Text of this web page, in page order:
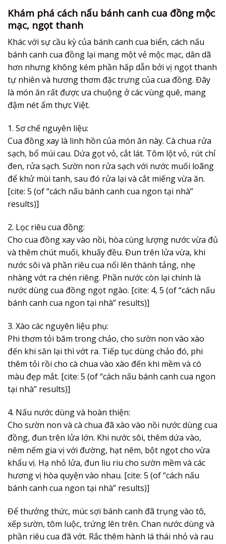
Khám phá cách nấu bánh canh cua đồng mộc
mạc, ngọt thanh
Khác với sự cầu kỳ của bánh canh cua biển, cách nấu
bánh canh cua đồng lại mang một vẻ mộc mạc, dân dã
hơn nhưng không kém phần hấp dẫn bởi vị ngọt thanh
tự nhiên và hương thơm đặc trưng của cua đồng. Đây
là món ăn rất được ưa chuộng ở các vùng quê, mang
đậm nét ẩm thực Việt.
1. Sơ chế nguyên liệu:
Cua đồng xay là linh hồn của món ăn này. Cà chua rửa
sạch, bổ múi cau. Dứa gọt vỏ, cắt lát. Tôm lột vỏ, rút chỉ
đen, rửa sạch. Sườn non rửa sạch với nước muối loãng
để khử mùi tanh, sau đó rửa lại và cắt miếng vừa ăn.
[cite: 5 (of “cách nấu bánh canh cua ngon tại nhà”
results)]
2. Lọc riêu cua đồng:
Cho cua đồng xay vào nồi, hòa cùng lượng nước vừa đủ
và thêm chút muối, khuấy đều. Đun trên lửa vừa, khi
nước sôi và phần riêu cua nổi lên thành tảng, nhẹ
nhàng vớt ra chén riêng. Phần nước còn lại chính là
nước dùng cua đồng ngọt ngào. [cite: 4, 5 (of “cách nấu
bánh canh cua ngon tại nhà” results)]
3. Xào các nguyên liệu phụ:
Phi thơm tỏi băm trong chảo, cho sườn non vào xào
đến khi săn lại thì vớt ra. Tiếp tục dùng chảo đó, phi
thêm tỏi rồi cho cà chua vào xào đến khi mềm và có
màu đẹp mắt. [cite: 5 (of “cách nấu bánh canh cua ngon
tại nhà” results)]
4. Nấu nước dùng và hoàn thiện:
Cho sườn non và cà chua đã xào vào nồi nước dùng cua
đồng, đun trên lửa lớn. Khi nước sôi, thêm dứa vào,
nêm nếm gia vị với đường, hạt nêm, bột ngọt cho vừa
khẩu vị. Hạ nhỏ lửa, đun liu riu cho sườn mềm và các
hương vị hòa quyện vào nhau. [cite: 5 (of “cách nấu
bánh canh cua ngon tại nhà” results)]
Để thưởng thức, múc sợi bánh canh đã trụng vào tô,
xếp sườn, tôm luộc, trứng lên trên. Chan nước dùng và
phần riêu cua đã vớt. Rắc thêm hành lá thái nhỏ và rau